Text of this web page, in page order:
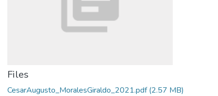
Files
CesarAugusto_MoralesGiraldo_2021.pdf(2.57 MB)